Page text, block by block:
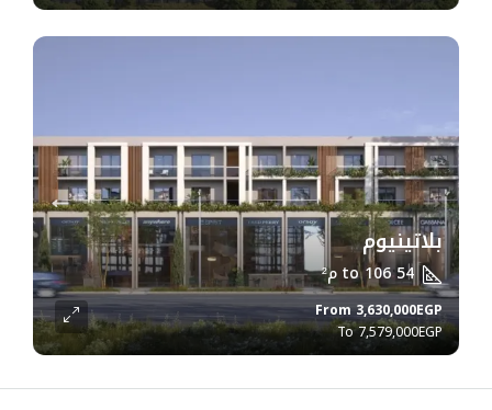
بلاتينيوم
54 to 106 م²
From3,630,000EGP
7,579,000EGP